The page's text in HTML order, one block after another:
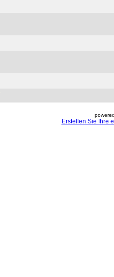
Erstellen Sie Ihre